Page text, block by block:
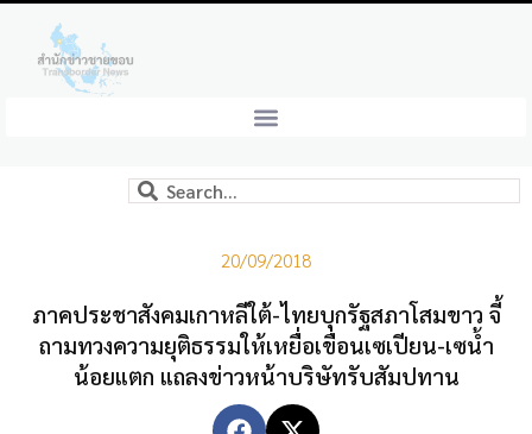
20/09/2018
ภาคประชาสังคมเกาหลีใต้-ไทยบุกรัฐสภาโสมขาว จี้
ถามทวงความยุติธรรมให้เหยื่อเขื่อนเซเปียน-เซน้ำ
น้อยแตก แถลงข่าวหน้าบริษัทรับสัมปทาน